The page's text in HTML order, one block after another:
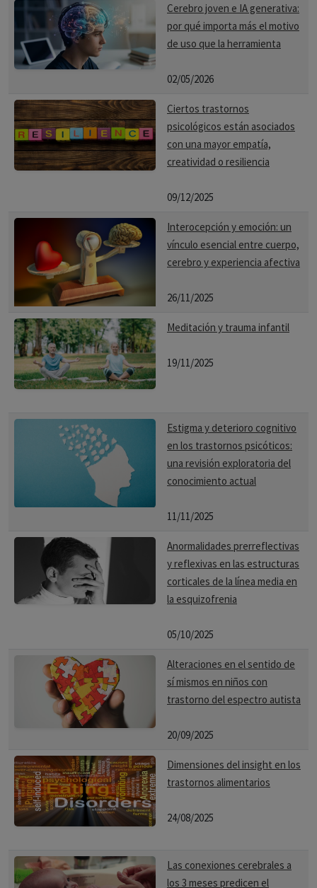
Cerebro joven e IA generativa:
por qué importa más el motivo
de uso que la herramienta
02/05/2026
Ciertos trastornos
psicológicos están asociados
con una mayor empatía,
creatividad o resiliencia
09/12/2025
Interocepción y emoción: un
vínculo esencial entre cuerpo,
cerebro y experiencia afectiva
26/11/2025
Meditación y trauma infantil
19/11/2025
Estigma y deterioro cognitivo
en los trastornos psicóticos:
una revisión exploratoria del
conocimiento actual
11/11/2025
Anormalidades prerreflectivas
y reflexivas en las estructuras
corticales de la línea media en
la esquizofrenia
05/10/2025
Alteraciones en el sentido de
sí mismos en niños con
trastorno del espectro autista
20/09/2025
Dimensiones del insight en los
trastornos alimentarios
24/08/2025
Las conexiones cerebrales a
los 3 meses predicen el